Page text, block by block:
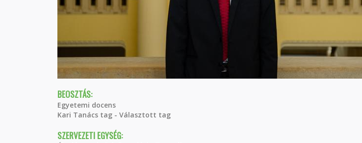
BEOSZTÁS:
Egyetemi docens
Kari Tanács tag - Választott tag
SZERVEZETI EGYSÉG: